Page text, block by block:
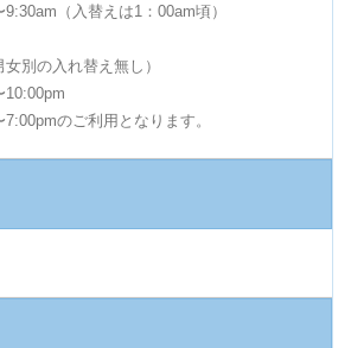
（入替えは1：00am頃）
別の入れ替え無し）
10:00pm
のご利用となります。